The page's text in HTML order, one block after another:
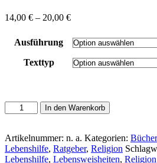
14,00 € – 20,00 €Preisspanne:
bis
20,00 €
Ausführung
Texttyp
Homeyer,
Josef:
zu
neuer
Innerlichkeit
In den Warenkorb
Artikelnummer: n. a. Kategorien: Bücher
Lebenshilfe, Ratgeber, Religion
Lebenshilfe, Lebensweisheiten, Religion